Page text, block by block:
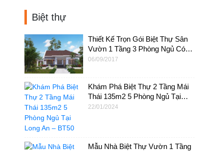
Biệt thự
Thiết Kế Trọn Gói Biệt Thự Sân
Vườn 1 Tầng 3 Phòng Ngủ Có
Hồ Bơi – BTV03
06/09/2017
Khám Phá Biệt Thự 2 Tầng Mái
Thái 135m2 5 Phòng Ngủ Tại
Long An – BT50
22/01/2024
Mẫu Nhà Biệt Thự Vườn 1 Tầng